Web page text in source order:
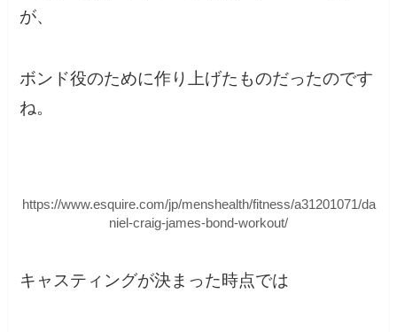
が、
ボンド役のために作り上げたものだったのです
ね。
https://www.esquire.com/jp/menshealth/fitness/a31201071/da
niel-craig-james-bond-workout/
キャスティングが決まった時点では